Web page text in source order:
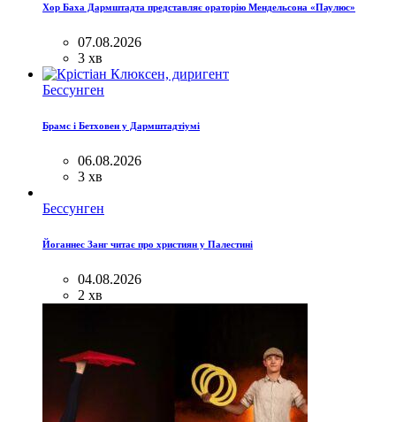
Хор Баха Дармштадта представляє ораторію Мендельсона «Паулюс»
07.08.2026
3 хв
Бессунген
Брамс і Бетховен у Дармштадтіумі
06.08.2026
3 хв
Бессунген
Йоганнес Занг читає про християн у Палестині
04.08.2026
2 хв